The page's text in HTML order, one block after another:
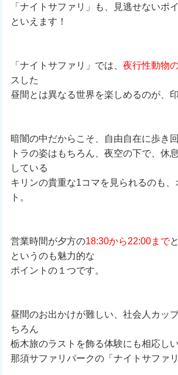
「ナイトサファリ」も、見逃せないポ
といえます！
「ナイトサファリ」では、 夜行性動物
スした
昼間とは異なる世界を楽しめるのが、印
暗闇の中だからこそ、自由自在に歩き
トラの姿はもちろん、夜空の下で、休
している
キリンの貴重な1コマを見られるのも
ト。
営業時間が夕方の18:30から22:00まで
というのも魅力的な
ポイントの１つです。
昼間のお出かけが難しい、社会人カッ
ちろん
栃木旅のラストを飾る体験にも相応しい
那須サファリパークの「ナイトサファリ